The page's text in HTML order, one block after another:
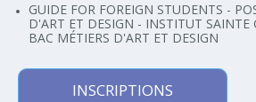
GUIDE FOR FOREIGN STUDENTS -
D'ART ET DESIGN - INSTITUT SAINTE
BAC MÉTIERS D'ART ET DESIGN
INSCRIPTIONS